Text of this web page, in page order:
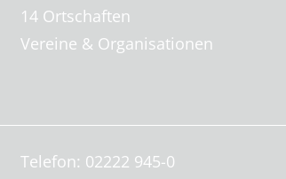
14 Ortschaften
Vereine & Organisationen
Telefon: 02222 945-0